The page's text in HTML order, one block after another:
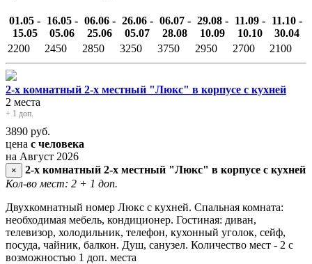
01.05 -
15.05
16.05 -
05.06
06.06 -
25.06
26.06 -
05.07
06.07 -
28.08
29.08 -
10.09
11.09 -
10.10
11.10 -
30.04
2200
2450 2850 3250 3750 2950 2700 2100
2-х комнатный 2-х местный "Люкс" в корпусе с кухней
2 места
+ 1 доп.
3890 руб.
цена с человека
на Август 2026
×
2-х комнатный 2-х местный "Люкс" в корпусе с кухней
Кол-во мест: 2 + 1 доп.
Двухкомнатный номер Люкс с кухней. Спальная комната:
необходимая мебель, кондиционер. Гостиная: диван,
телевизор, холодильник, телефон, кухонный уголок, сейф,
посуда, чайник, балкон. Душ, санузел. Количество мест - 2 с
возможностью 1 доп. места